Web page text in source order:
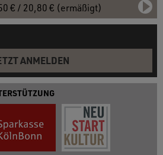
€ / 20,80 € (ermäßigt)
ANMELDEN